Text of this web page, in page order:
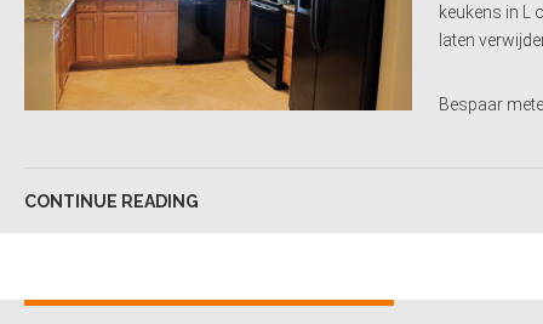
keukens in L
laten
Bespaar
CONTINUE READING